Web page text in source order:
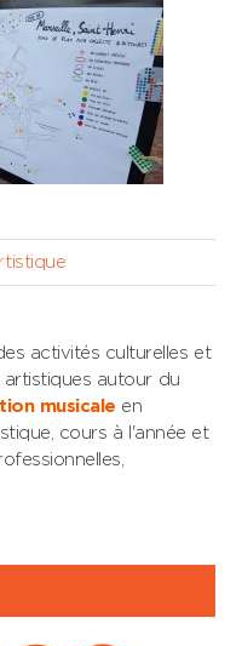
activités culturelles et
autour du
musicale en
cours à l'année et